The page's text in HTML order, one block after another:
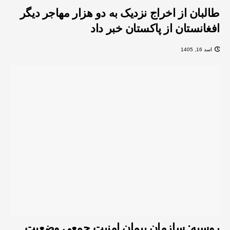
طالبان از اخراج نزدیک به دو هزار مهاجر دیگر
افغانستان از پاکستان خبر داد
اسد 16, 1405